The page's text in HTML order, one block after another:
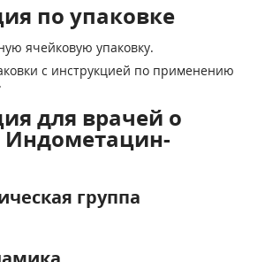
по упаковке
ячейковую упаковку.
с инструкцией по применению
для врачей о
Индометацин-
группа